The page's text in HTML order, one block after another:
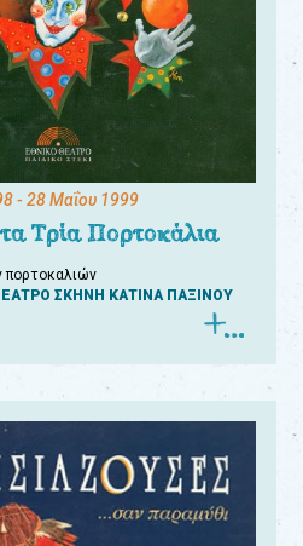
- 28 Μαΐου 1999
Τρία Πορτοκάλια
ΣΚΗΝΗ ΚΑΤΙΝΑ ΠΑΞΙΝΟΥ